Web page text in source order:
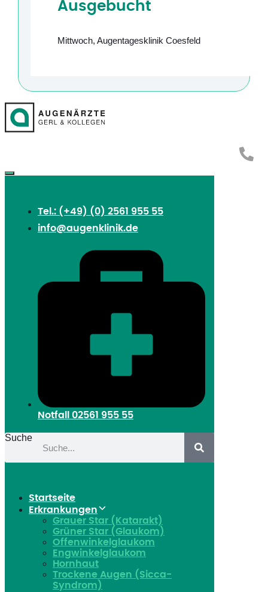
Ausgebucht
Mittwoch, Augentagesklinik Coesfeld
Tel.: (+49) (0) 2561 955 55
info@augenklinik.de
Notfall 02561 955 55
Suche
Startseite
Erkrankungen
Grauer Star (Katarakt)
Grüner Star (Glaukom)
Offenwinkelglaukom
Engwinkelglaukom
Hornhaut
Trockene Augen (Sicca-
Syndrom)